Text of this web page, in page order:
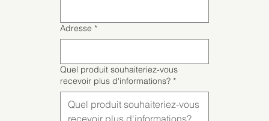
Adresse *
Quel produit souhaiteriez-vous
recevoir plus d'informations? *